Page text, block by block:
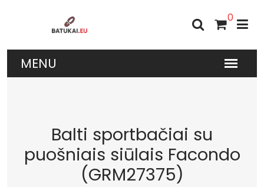
0
Balti sportbačiai su
puošniais siūlais Facondo
(GRM27375)